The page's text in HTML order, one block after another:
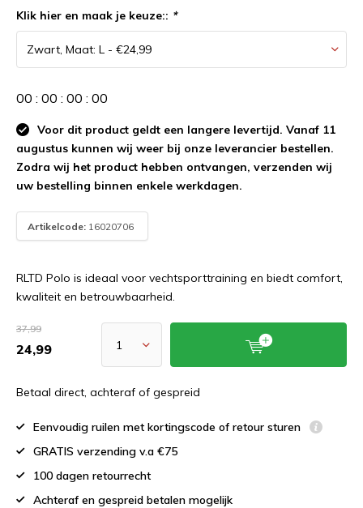
Klik hier en maak je keuze:: *
00 : 00 : 00 : 00
Voor dit product geldt een langere levertijd. Vanaf 11
augustus kunnen wij weer bij onze leverancier bestellen.
Zodra wij het product hebben ontvangen, verzenden wij
uw bestelling binnen enkele werkdagen.
Artikelcode: 16020706
RLTD Polo is ideaal voor vechtsporttraining en biedt comfort,
kwaliteit en betrouwbaarheid.
37,99
24,99
Betaal direct, achteraf of gespreid
Eenvoudig ruilen met kortingscode of retour sturen
GRATIS verzending v.a €75
100 dagen retourrecht
Achteraf en gespreid betalen mogelijk